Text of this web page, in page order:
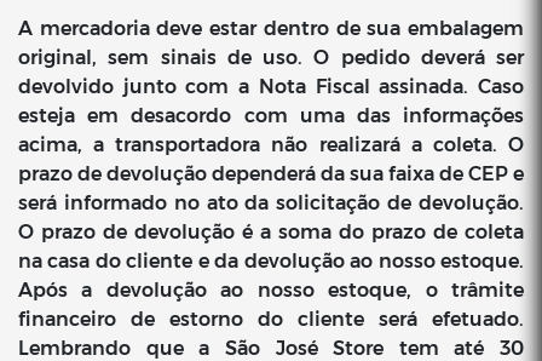
A mercadoria deve estar dentro de sua embalagem
original, sem sinais de uso. O pedido deverá ser
devolvido junto com a Nota Fiscal assinada. Caso
esteja em desacordo com uma das informações
acima, a transportadora não realizará a coleta. O
prazo de devolução dependerá da sua faixa de CEP e
será informado no ato da solicitação de devolução.
O prazo de devolução é a soma do prazo de coleta
na casa do cliente e da devolução ao nosso estoque.
Após a devolução ao nosso estoque, o trâmite
financeiro de estorno do cliente será efetuado.
Lembrando que a São José Store tem até 30